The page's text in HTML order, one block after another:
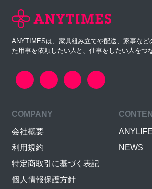
ANYTIMESは、家具組み立てや配送、家事など
た用事を依頼したい人と、仕事をしたい人をつ
COMPANY
会社概要
利用規約
特定商取引に基づく表記
個人情報保護方針
ANYLIFE
NEWS